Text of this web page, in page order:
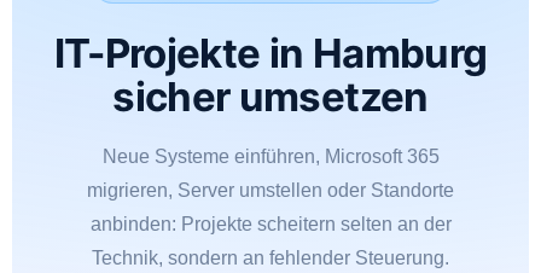
IT-Projekte in Hamburg
sicher umsetzen
Neue Systeme einführen, Microsoft 365
migrieren, Server umstellen oder Standorte
anbinden: Projekte scheitern selten an der
Technik, sondern an fehlender Steuerung.